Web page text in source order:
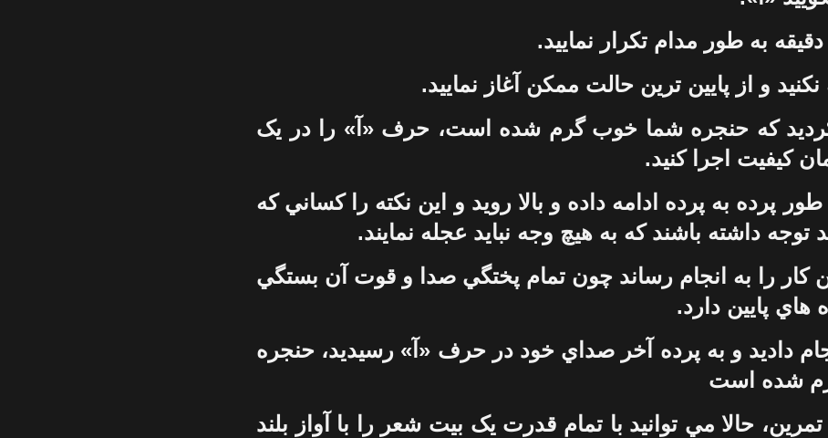
دقيقه به طور مدام تکرار نماييد.
و از پايين ترين حالت ممکن آغاز نماييد.
که حنجره شما خوب گرم شده است، حرف «آ» را در يک
کيفيت اجرا کنيد.
طور پرده به پرده ادامه داده و بالا رويد و اين نکته را کساني که
توجه داشته باشند که به هيچ وجه نبايد عجله نمايند.
کار را به انجام رساند چون تمام پختگي صدا و قوت آن بستگي
هاي پايين دارد.
داديد و به پرده آخر صداي خود در حرف «آ» رسيديد، حنجره
شده است
حالا مي توانيد با تمام قدرت يک بيت شعر را با آواز بلند